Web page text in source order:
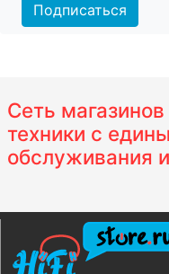
Подписаться
Сеть
техники с
обслуживания